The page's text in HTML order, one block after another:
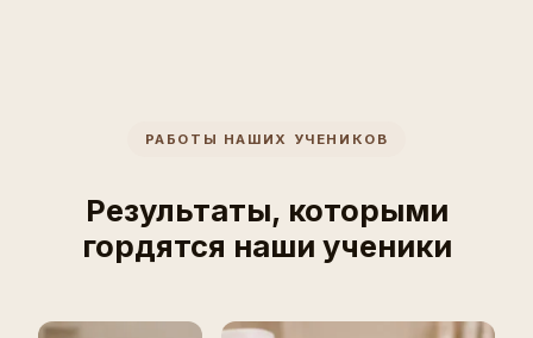
РАБОТЫ НАШИХ УЧЕНИКОВ
Результаты, которыми
гордятся наши ученики